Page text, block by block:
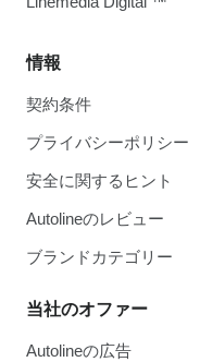
情報
契約条件
プライバシーポリシー
安全に関するヒント
Autolineのレビュー
ブランドカテゴリー
当社のオファー
Autolineの広告